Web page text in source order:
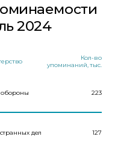
2024
Кол-во
упоминаний, тыс.
223
дел 127